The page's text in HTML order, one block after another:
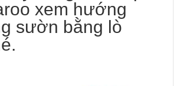
xem hướng
sườn bằng lò